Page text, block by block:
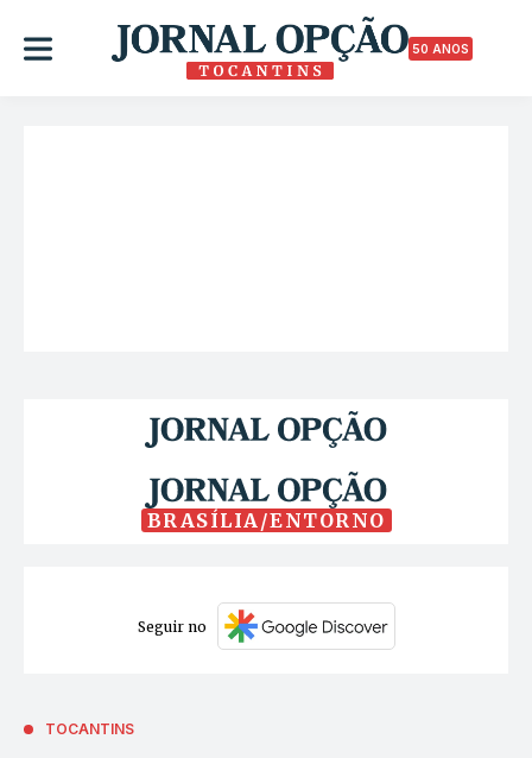
50 ANOS
BRASÍLIA/ENTORNO
Seguir no
TOCANTINS